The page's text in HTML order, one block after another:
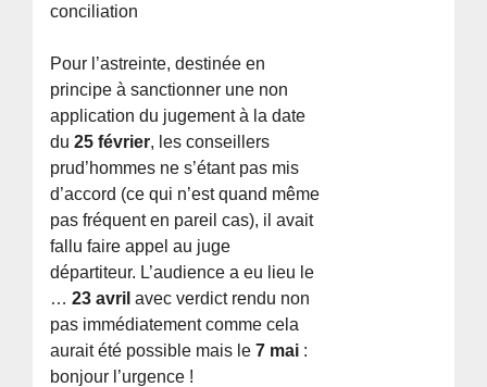
conciliation
Pour l’astreinte, destinée en
principe à sanctionner une non
application du jugement à la date
du25 février, les conseillers
prud’hommes ne s’étant pas mis
d’accord (ce qui n’est quand même
pas fréquent en pareil cas), il avait
fallu faire appel au juge
départiteur. L’audience a eu lieu le
…23 avril avec verdict rendu non
pas immédiatement comme cela
aurait été possible mais le7 mai :
bonjour l’urgence !